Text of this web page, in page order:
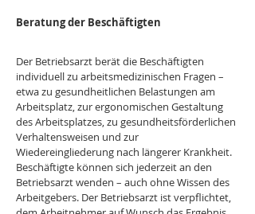
Beratung der Beschäftigten
Der Betriebsarzt berät die Beschäftigten
individuell zu arbeitsmedizinischen Fragen –
etwa zu gesundheitlichen Belastungen am
Arbeitsplatz, zur ergonomischen Gestaltung
des Arbeitsplatzes, zu gesundheitsförderlichen
Verhaltensweisen und zur
Wiedereingliederung nach längerer Krankheit.
Beschäftigte können sich jederzeit an den
Betriebsarzt wenden – auch ohne Wissen des
Arbeitgebers. Der Betriebsarzt ist verpflichtet,